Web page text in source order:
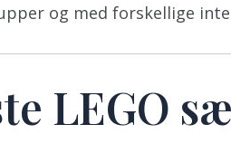
og med forskellige
LEGO